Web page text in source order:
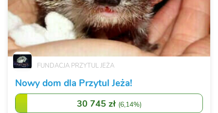
FUNDACJA PRZYTUL JEŻA
Nowy dom dla Przytul Jeża!
30 745 zł (6,14%)